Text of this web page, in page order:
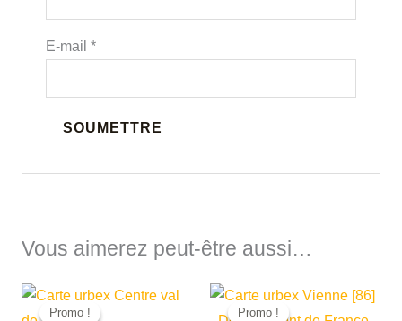
E-mail *
Vous aimerez peut-être aussi…
Promo !
Promo ! Promo !
Promo !